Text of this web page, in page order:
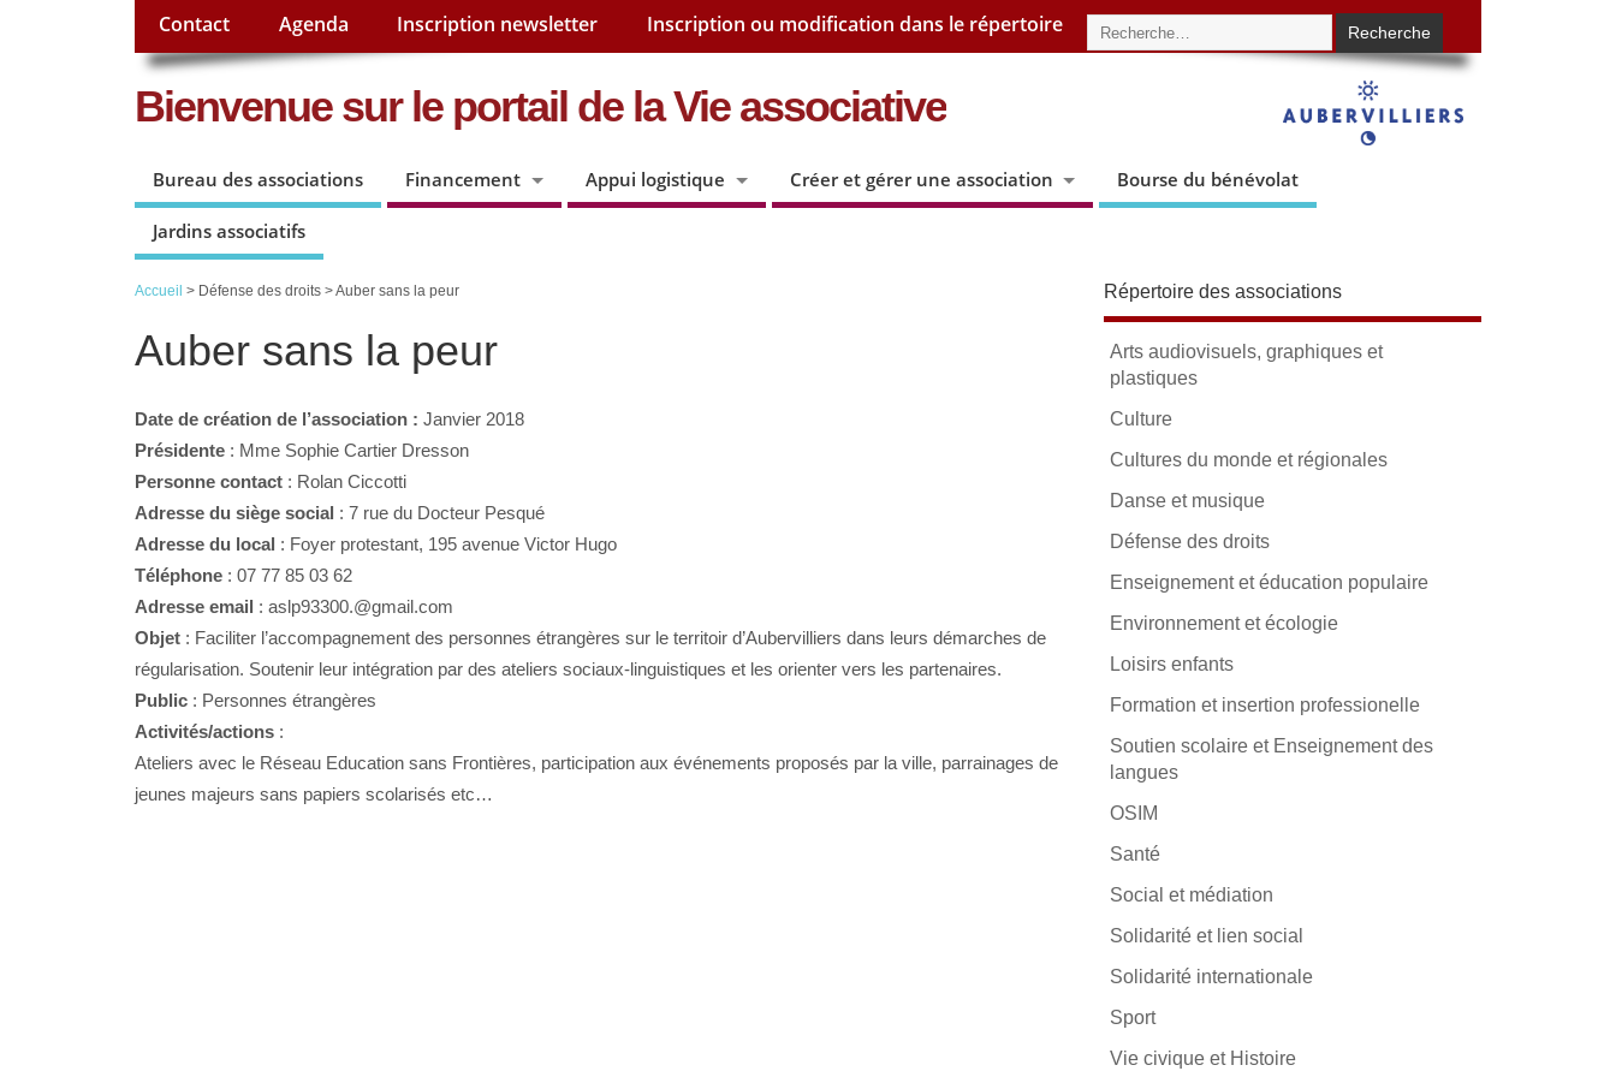
Contact Agenda Inscription newsletter Inscription ou modification dans le répertoire
Bienvenue sur le portail de la Vie associative
Bureau des associations Financement Appui logistique Créer et gérer une association Bourse du bénévolat
Jardins associatifs
Accueil > Défense des droits > Auber sans la peur
Auber sans la peur
Date de création de l’association : Janvier 2018
Présidente : Mme Sophie Cartier Dresson
Personne contact : Rolan Ciccotti
Adresse du siège social : 7 rue du Docteur Pesqué
Adresse du local : Foyer protestant, 195 avenue Victor Hugo
Téléphone : 07 77 85 03 62
Adresse email : aslp93300.@gmail.com
Objet : Faciliter l’accompagnement des personnes étrangères sur le territoir d’Aubervilliers dans leurs démarches de
régularisation. Soutenir leur intégration par des ateliers sociaux-linguistiques et les orienter vers les partenaires.
Public : Personnes étrangères
Activités/actions :
Ateliers avec le Réseau Education sans Frontières, participation aux événements proposés par la ville, parrainages de
jeunes majeurs sans papiers scolarisés etc…
Répertoire des associations
Arts audiovisuels, graphiques et
plastiques
Culture
Cultures du monde et régionales
Danse et musique
Défense des droits
Enseignement et éducation populaire
Environnement et écologie
Loisirs enfants
Formation et insertion professionelle
Soutien scolaire et Enseignement des
langues
OSIM
Santé
Social et médiation
Solidarité et lien social
Solidarité internationale
Sport
Vie civique et Histoire